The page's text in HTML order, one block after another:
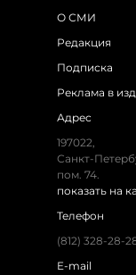
О СМИ
Редакция
Подписка
Реклама в
Адрес
197022,
Санкт-
пом. 74.
показать на
Телефон
(812) 328-28-
E-mail